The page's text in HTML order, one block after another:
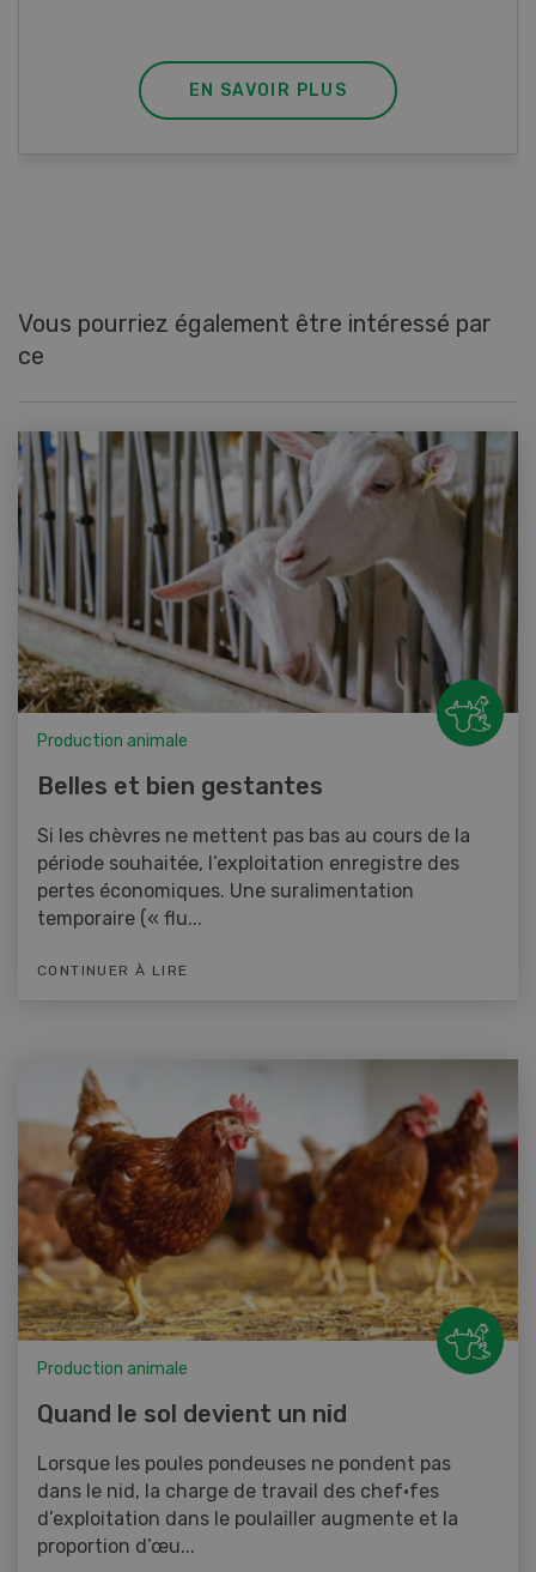
Vous pourriez également être intéressé par
ce
Production animale
Belles et bien gestantes
Si les chèvres ne mettent pas bas au cours de la
période souhaitée, l’exploitation enregistre des
pertes économiques. Une suralimentation
temporaire (« flu...
CONTINUER À LIRE
Production animale
Quand le sol devient un nid
Lorsque les poules pondeuses ne pondent pas
dans le nid, la charge de travail des chef·fes
d’exploitation dans le poulailler augmente et la
proportion d’œu...